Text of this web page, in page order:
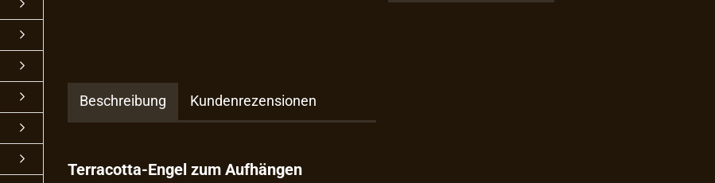
Beschreibung Kundenrezensionen
Terracotta-Engel zum Aufhängen